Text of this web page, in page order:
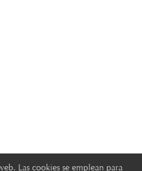
Las cookies se emplean para